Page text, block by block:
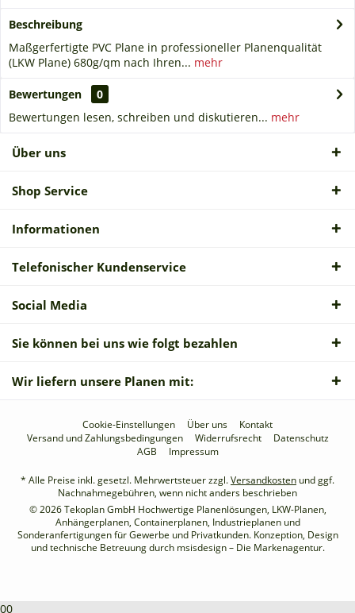
Beschreibung
Maßgerfertigte PVC Plane in professioneller Planenqualität
(LKW Plane) 680g/qm nach Ihren... mehr
Bewertungen
0
Bewertungen lesen, schreiben und diskutieren... mehr
Über uns
Shop Service
Informationen
Telefonischer Kundenservice
Social Media
Sie können bei uns wie folgt bezahlen
Wir liefern unsere Planen mit:
Cookie-Einstellungen Über uns
Kontakt
Versand und Zahlungsbedingungen
Widerrufsrecht
Datenschutz
AGB
Impressum
* Alle Preise inkl. gesetzl. Mehrwertsteuer zzgl.Versandkosten und ggf.
Nachnahmegebühren, wenn nicht anders beschrieben
© 2026 Tekoplan GmbH Hochwertige Planenlösungen, LKW-Planen,
Anhängerplanen, Containerplanen, Industrieplanen und
Sonderanfertigungen für Gewerbe und Privatkunden. Konzeption, Design
und technische Betreuung durch msisdesign – Die Markenagentur.
00